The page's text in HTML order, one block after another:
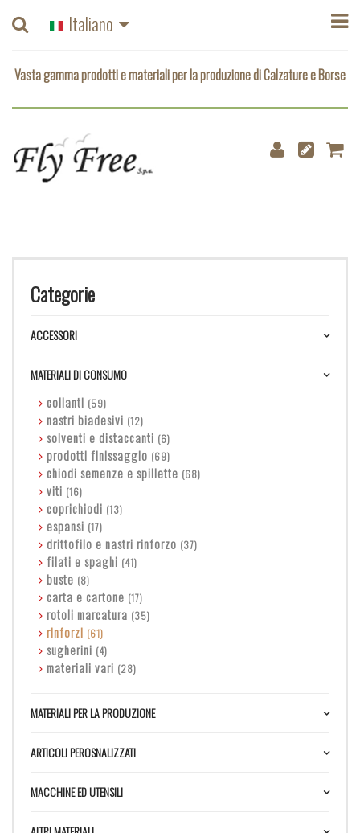
Vasta gamma prodotti e materiali per la produzione di Calzature e Borse
Vasta gamma prodotti e materiali per la produzione di Calzature e Borse
Italiano
Categorie
ACCESSORI
MATERIALI DI CONSUMO
collanti (59)
nastri biadesivi (12)
solventi e distaccanti (6)
prodotti finissaggio (69)
chiodi semenze e spillette (68)
viti (16)
coprichiodi (13)
espansi (17)
drittofilo e nastri rinforzo (37)
filati e spaghi (41)
buste (8)
carta e cartone (17)
rotoli marcatura (35)
rinforzi (61)
sugherini (4)
materiali vari (28)
MATERIALI PER LA PRODUZIONE
ARTICOLI PEROSNALIZZATI
MACCHINE ED UTENSILI